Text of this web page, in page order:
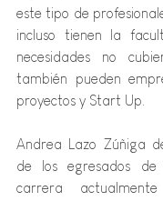
este tipo de
incluso tienen la
necesidades no
también pueden
proyectos y Start Up.
Andrea Lazo Zúñiga
de los egresados de
carrera